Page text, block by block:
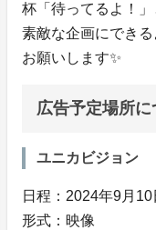
杯「待ってるよ！
素敵な企画にでき
お願いします✨️
広告予定場所に
ユニカビジョン
日程：2024年9月10
形式：映像